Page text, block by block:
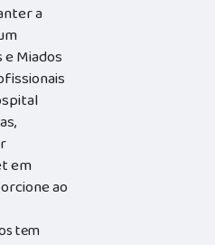
a
Miados
em
ao
tem